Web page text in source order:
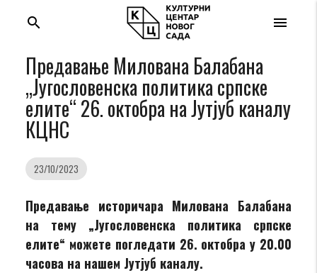
menu
search
Предавање Милована Балабана
„Југословенска политика српске
елите“ 26. октобра на Јутјуб каналу
КЦНС
23/10/2023
Предавање историчара Милована Балабана
на тему „Југословенска политика српске
елите“ можете погледати 26. октобра у 20.00
часова на нашем Јутјуб каналу.